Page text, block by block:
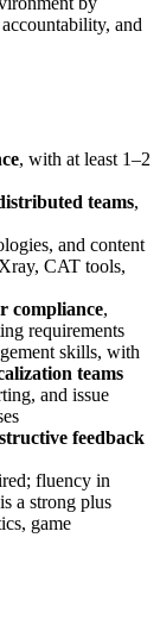
and
, with at least 1–2
teams,
and content
CAT tools,
compliance,
requirements
skills, with
teams
and issue
feedback
fluency in
a strong plus
game